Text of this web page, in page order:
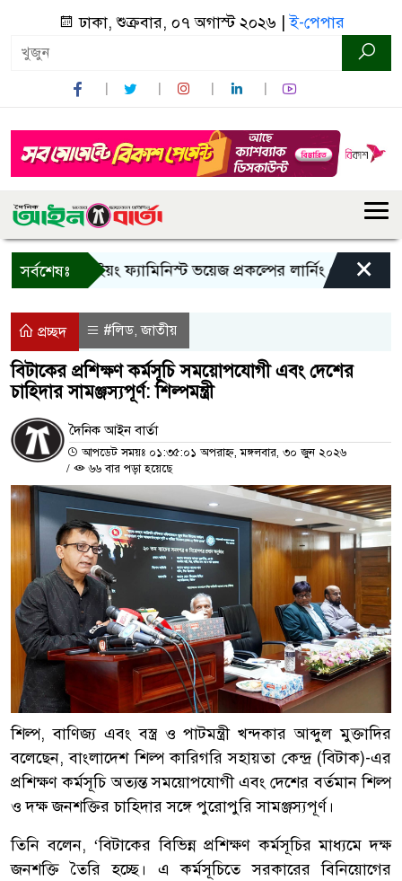
ঢাকা, শুক্রবার, ০৭ অগাস্ট ২০২৬ |ই-পেপার
সর্বশেষঃইয়ং ফ্যামিনিস্ট ভয়েজ প্রকল্পের লার্নিং শেয়ারিং×
প্রচ্ছদ #লিড,জাতীয়
বিটাকের প্রশিক্ষণ কর্মসূচি সময়োপযোগী এবং দেশের
চাহিদার সামঞ্জস্যপূর্ণ: শিল্পমন্ত্রী
দৈনিক আইন বার্তা
আপডেট সময়ঃ ০১:৩৫:০১ অপরাহ্ন, মঙ্গলবার, ৩০ জুন ২০২৬
/
৬৬ বার পড়া হয়েছে
শিল্প, বাণিজ্য এবং বস্ত্র ও পাটমন্ত্রী খন্দকার আব্দুল মুক্তাদির
বলেছেন, বাংলাদেশ শিল্প কারিগরি সহায়তা কেন্দ্র (বিটাক)-এর
প্রশিক্ষণ কর্মসূচি অত্যন্ত সময়োপযোগী এবং দেশের বর্তমান শিল্প
ও দক্ষ জনশক্তির চাহিদার সঙ্গে পুরোপুরি সামঞ্জস্যপূর্ণ।
তিনি বলেন, ‘বিটাকের বিভিন্ন প্রশিক্ষণ কর্মসূচির মাধ্যমে দক্ষ
জনশক্তি তৈরি হচ্ছে। এ কর্মসূচিতে সরকারের বিনিয়োগের